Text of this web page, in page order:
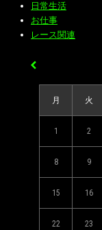
日常生活
お仕事
レース関連
月 火
1 2
8 9
15 16
22 23